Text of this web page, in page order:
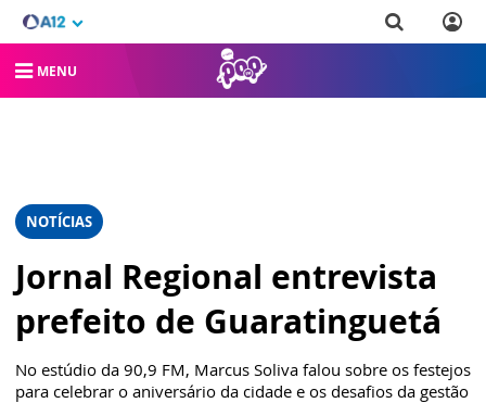
MENU
NOTÍCIAS
Jornal Regional entrevista
prefeito de Guaratinguetá
No estúdio da 90,9 FM, Marcus Soliva falou sobre os festejos
para celebrar o aniversário da cidade e os desafios da gestão